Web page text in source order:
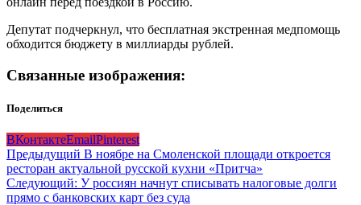
Депутат подчеркнул, что бесплатная экстренная медпомощь
обходится бюджету в миллиарды рублей.
Связанные изображения:
Поделиться
ВКонтактеEmailPinterest
Навигация
записи
Предыдущий В ноябре на Смоленской площади откроется
ресторан актуальной русской кухни «Притча»
Следующий: У россиян начнут списывать налоговые долги
прямо с банковских карт без суда